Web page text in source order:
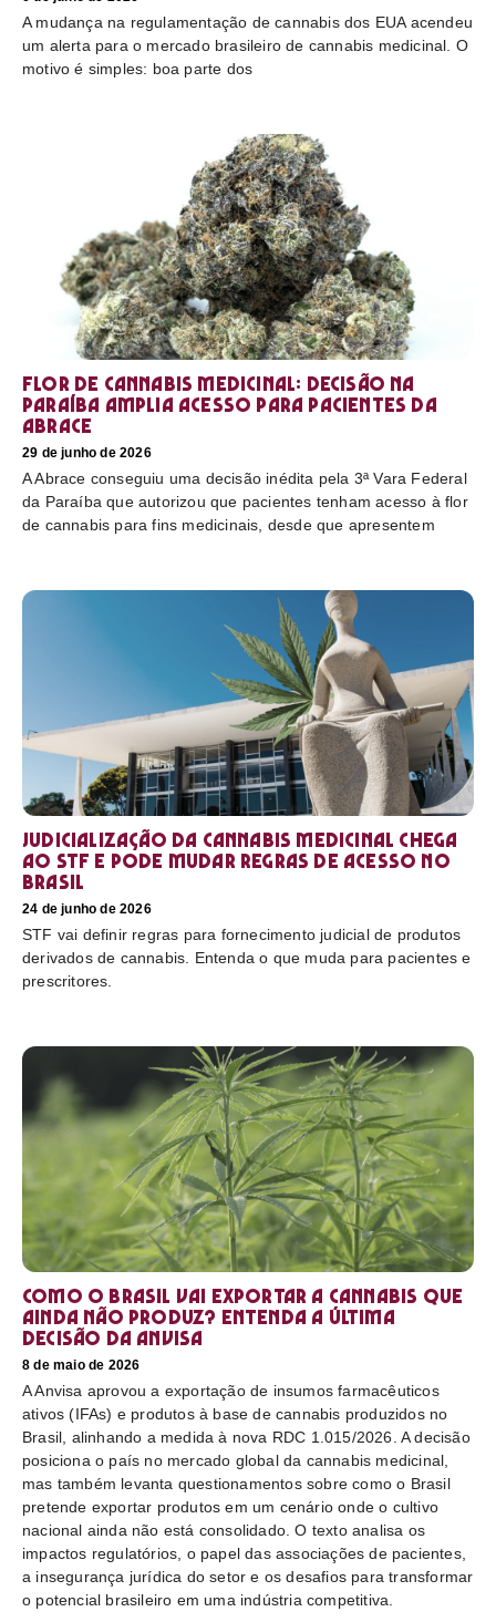
A mudança na regulamentação de cannabis dos EUA acendeu
um alerta para o mercado brasileiro de cannabis medicinal. O
motivo é simples: boa parte dos
Flor de cannabis medicinal: decisão na
Paraíba amplia acesso para pacientes da
Abrace
29 de junho de 2026
A Abrace conseguiu uma decisão inédita pela 3ª Vara Federal
da Paraíba que autorizou que pacientes tenham acesso à flor
de cannabis para fins medicinais, desde que apresentem
Judicialização da cannabis medicinal chega
ao STF e pode mudar regras de acesso no
Brasil
24 de junho de 2026
STF vai definir regras para fornecimento judicial de produtos
derivados de cannabis. Entenda o que muda para pacientes e
prescritores.
Como o Brasil vai exportar a cannabis que
ainda não produz? Entenda a última
decisão da Anvisa
8 de maio de 2026
A Anvisa aprovou a exportação de insumos farmacêuticos
ativos (IFAs) e produtos à base de cannabis produzidos no
Brasil, alinhando a medida à nova RDC 1.015/2026. A decisão
posiciona o país no mercado global da cannabis medicinal,
mas também levanta questionamentos sobre como o Brasil
pretende exportar produtos em um cenário onde o cultivo
nacional ainda não está consolidado. O texto analisa os
impactos regulatórios, o papel das associações de pacientes,
a insegurança jurídica do setor e os desafios para transformar
o potencial brasileiro em uma indústria competitiva.